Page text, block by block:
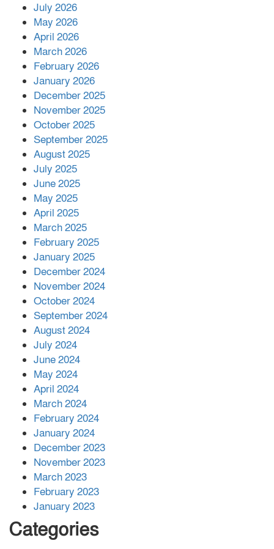
পর ফোন তারেক রহমানের,গ্যাস সঙ্কট
সহায়তা দিলেন সাচিং প্রু জেরী
July 2026
May 2026
April 2026
March 2026
February 2026
January 2026
December 2025
November 2025
October 2025
September 2025
August 2025
July 2025
June 2025
May 2025
April 2025
March 2025
February 2025
January 2025
December 2024
November 2024
October 2024
September 2024
August 2024
July 2024
June 2024
May 2024
April 2024
March 2024
February 2024
January 2024
December 2023
November 2023
March 2023
February 2023
January 2023
Categories